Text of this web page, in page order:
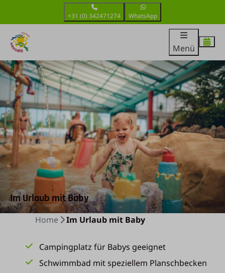
+31 (0) 342471274 WhatsApp
Menü
Im Urlaub mit Baby
Home Im Urlaub mit Baby
Campingplatz für Babys geeignet
Schwimmbad mit speziellem Planschbecken